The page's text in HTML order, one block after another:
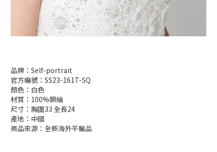
品牌：Self-portrait
官方編號：SS23-161T-SQ
顏色：白色
材質：100%錦綸
尺寸：胸圍33 全長24
產地：中國
商品來源：全新海外平輸品